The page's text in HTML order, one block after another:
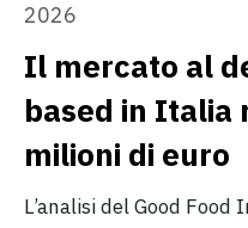
2026
Il mercato al
based in Italia
milioni di euro
L’analisi del Good